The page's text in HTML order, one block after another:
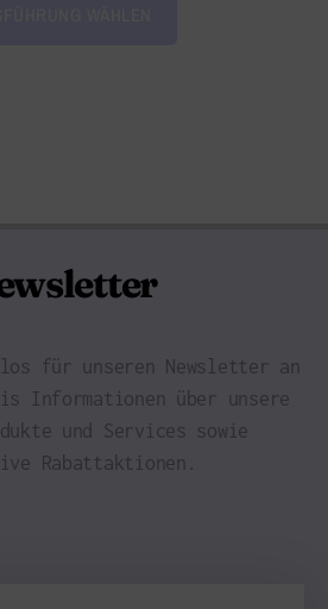
für unseren Newsletter an
Informationen über unsere
und Services sowie
Rabattaktionen.